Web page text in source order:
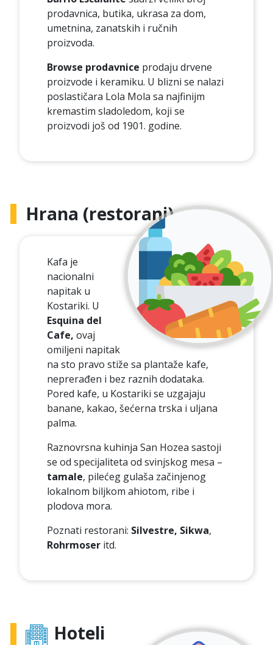
prodavnica, butika, ukrasa za dom,
umetnina, zanatskih i ručnih
proizvoda.
Browse prodavnice prodaju drvene
proizvode i keramiku. U blizni se nalazi
poslastičara Lola Mola sa najfinijm
kremastim sladoledom, koji se
proizvodi još od 1901. godine.
Hrana (restorani)
Kafa je
nacionalni
napitak u
Kostariki. U
Esquina del
Cafe, ovaj
omiljeni napitak
na sto pravo stiže sa plantaže kafe,
neprerađen i bez raznih dodataka.
Pored kafe, u Kostariki se uzgajaju
banane, kakao, šećerna trska i uljana
palma.
Raznovrsna kuhinja San Hozea sastoji
se od specijaliteta od svinjskog mesa –
tamale, pilećeg gulaša začinjenog
lokalnom biljkom ahiotom, ribe i
plodova mora.
Poznati restorani: Silvestre, Sikwa,
Rohrmoser itd.
Hoteli